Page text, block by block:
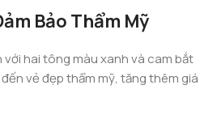
Bảo Thẩm Mỹ
hai tông màu xanh và cam bắt
vẻ đẹp thẩm mỹ, tăng thêm giá